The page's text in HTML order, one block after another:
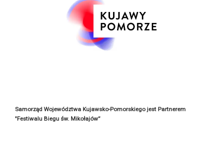
Samorząd Województwa Kujawsko-Pomorskiego jest Partnerem
"Festiwalu Biegu św. Mikołajów”